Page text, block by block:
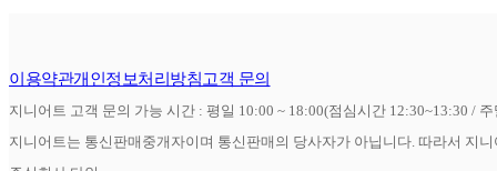
이용약관개인정보처리방침고객 문의
지니어트 고객 문의 가능 시간 : 평일 10:00 ~ 18:00(점심시간 12:30~13:30 /
지니어트는 통신판매중개자이며 통신판매의 당사자가 아닙니다. 따라서 지